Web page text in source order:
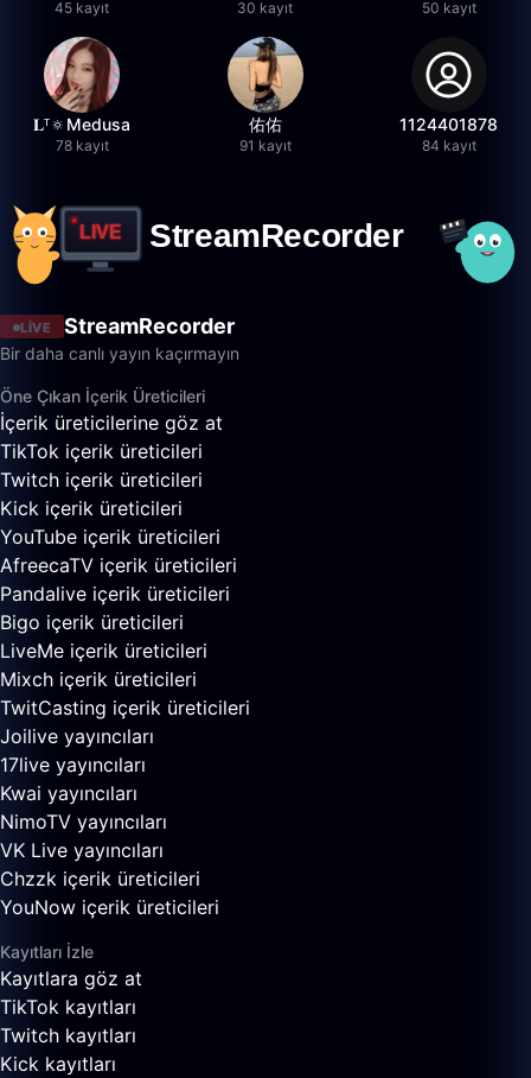
45 kayıt 30 kayıt 50 kayıt
𝐋ᵀ🔅Medusa
78 kayıt
佑佑
91 kayıt
1124401878
84 kayıt
LIVE StreamRecorder
Bir daha canlı yayın kaçırmayın
Öne Çıkan İçerik Üreticileri
İçerik üreticilerine göz at
TikTok içerik üreticileri
Twitch içerik üreticileri
Kick içerik üreticileri
YouTube içerik üreticileri
AfreecaTV içerik üreticileri
Pandalive içerik üreticileri
Bigo içerik üreticileri
LiveMe içerik üreticileri
Mixch içerik üreticileri
TwitCasting içerik üreticileri
Joilive yayıncıları
17live yayıncıları
Kwai yayıncıları
NimoTV yayıncıları
VK Live yayıncıları
Chzzk içerik üreticileri
YouNow içerik üreticileri
Kayıtları İzle
Kayıtlara göz at
TikTok kayıtları
Twitch kayıtları
Kick kayıtları